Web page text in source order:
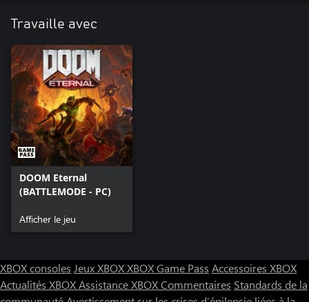
Travaille avec
DOOM Eternal
(BATTLEMODE - PC)
Afficher le jeu
XBOX consoles Jeux XBOXXBOX Game Pass Accessoires XBOX
Actualités XBOXAssistance XBOXCommentaires Standards de la